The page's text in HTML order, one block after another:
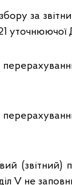
за
уточнюючої
(звітний)
V не